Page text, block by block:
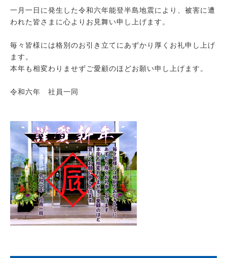
一月一日に発生した令和六年能登半島地震により、被害に遭
われた皆さまに心よりお見舞い申し上げます。
毎々皆様には格別のお引き立てにあずかり厚くお礼申し上げ
ます。
本年も相変わりませずご愛顧のほどお願い申し上げます。
令和六年 社員一同